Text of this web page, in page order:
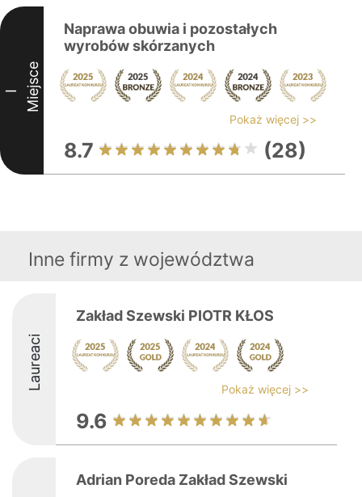
I Miejsce
Naprawa obuwia i pozostałych
wyrobów skórzanych
Pokaż więcej >>
8.7 (28)
Inne firmy z województwa
Laureaci
Zakład Szewski PIOTR KŁOS
Pokaż więcej >>
9.6
Adrian Poreda Zakład Szewski